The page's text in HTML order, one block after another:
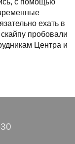
с помощью
ехать в
пробовали
Центра и